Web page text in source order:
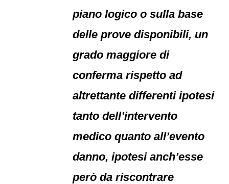
piano logico o sulla base
delle prove disponibili, un
grado maggiore di
conferma rispetto ad
altrettante differenti ipotesi
tanto dell’intervento
medico quanto all’evento
danno, ipotesi anch’esse
però da riscontrare